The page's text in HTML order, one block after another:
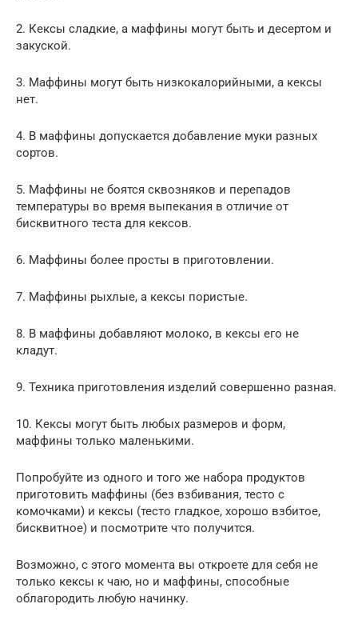
2. Кексы сладкие, а маффины могут быть и десертом и
закуской.
3. Маффины могут быть низкокалорийными, а кексы
нет.
4. В маффины допускается добавление муки разных
сортов.
5. Маффины не боятся сквозняков и перепадов
температуры во время выпекания в отличие от
бисквитного теста для кексов.
6. Маффины более просты в приготовлении.
7. Маффины рыхлые, а кексы пористые.
8. В маффины добавляют молоко, в кексы его не
кладут.
9. Техника приготовления изделий совершенно разная.
10. Кексы могут быть любых размеров и форм,
маффины только маленькими.
Попробуйте из одного и того же набора продуктов
приготовить маффины (без взбивания, тесто с
комочками) и кексы (тесто гладкое, хорошо взбитое,
бисквитное) и посмотрите что получится.
Возможно, с этого момента вы откроете для себя не
только кексы к чаю, но и маффины, способные
облагородить любую начинку.